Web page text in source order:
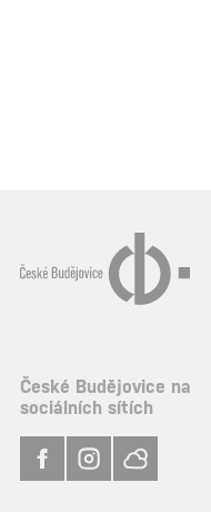
České Budějovice na
sociálních sítích